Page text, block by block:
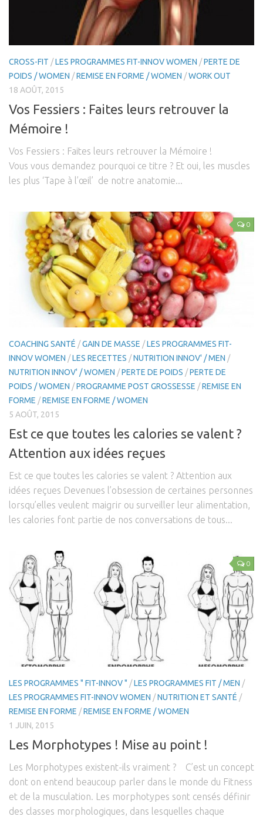
Performance & Récupération
Nutrition et Santé
Les Recettes
Programmes Nutrition
Nutrition Innov’ / Men
Nutrition innov’ / Women
Régime Paléo
Régime Méditérranéen
Régime Végétarien
Mincir au Féminin / au Masculin
Coaching
Coaching Entreprise & Entreprenariat
Coaching Ergonomique
Coaching Mental
Coaching Sportif
Coaching Santé
Bien-être & Santé
Actu Santé
Sophrologie
Bien-être & Relaxation
Vidéos
Se connecter
Contact
CROSS-FIT /LES PROGRAMMES FIT-INNOV WOMEN /PERTE DE
POIDS / WOMEN /REMISE EN FORME / WOMEN /WORK OUT
18 AOÛT, 2015
Vos Fessiers : Faites leurs retrouver la
Mémoire !
Vos Fessiers : Faites leurs retrouver la Mémoire !
Vous vous demandez pourquoi ce titre ? Et oui, les muscles
les plus ‘Tape à l’œil’ de notre anatomie...
0
COACHING SANTÉ /GAIN DE MASSE /LES PROGRAMMES FIT-
INNOV WOMEN /LES RECETTES /NUTRITION INNOV' / MEN /
NUTRITION INNOV' / WOMEN /PERTE DE POIDS /PERTE DE
POIDS / WOMEN /PROGRAMME POST GROSSESSE /REMISE EN
FORME /REMISE EN FORME / WOMEN
5 AOÛT, 2015
Est ce que toutes les calories se valent ?
Attention aux idées reçues
Est ce que toutes les calories se valent ? Attention aux
idées reçues Devenues l’obsession de certaines personnes
lorsqu’elles veulent maigrir ou surveiller leur alimentation,
les calories font partie de nos conversations de tous...
0
LES PROGRAMMES " FIT-INNOV " /LES PROGRAMMES FIT / MEN /
LES PROGRAMMES FIT-INNOV WOMEN /NUTRITION ET SANTÉ /
REMISE EN FORME /REMISE EN FORME / WOMEN
1 JUIN, 2015
Les Morphotypes ! Mise au point !
Les Morphotypes existent-ils vraiment ? C’est un concept
dont on entend beaucoup parler dans le monde du Fitness
et de la musculation. Les morphotypes sont censés définir
des classes morphologiques, dans lesquelles chaque